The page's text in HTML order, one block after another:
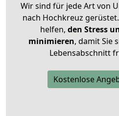
Wir sind für jede Art von
nach Hochkreuz
helfen, den Stress
minimieren, damit Sie
Lebensabschnitt
Kostenlose